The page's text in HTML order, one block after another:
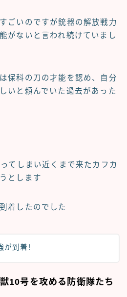
ごいのですが銃器の解放戦力
がないと言われ続けていまし
保科の刀の才能を認め、自分
いと頼んでいた過去があった
てしまい近くまで来たカフカ
とします
着したのでした
が到着!
10号を攻める防衛隊たち